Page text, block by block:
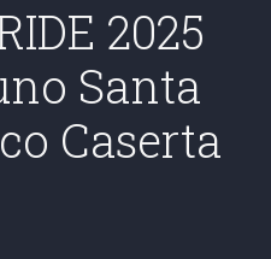
2025
Santa
Caserta